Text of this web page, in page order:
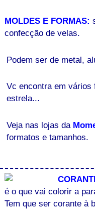
MOLDES E FORMAS:
confecção de velas.
Podem ser de metal,
Vc encontra em
estrela...
Veja nas lojas da
formatos e tamanhos.
é o que vai colorir a
Tem que ser corante à